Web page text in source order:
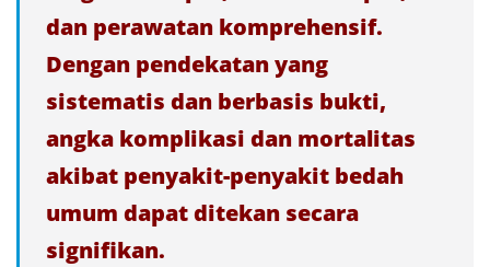
dan perawatan komprehensif.
Dengan pendekatan yang
sistematis dan berbasis bukti,
angka komplikasi dan mortalitas
akibat penyakit-penyakit bedah
umum dapat ditekan secara
signifikan.